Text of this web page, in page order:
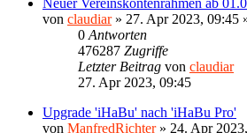
von claudiar» 27. Apr 2023, 09:45
0 Antworten
476287 Zugriffe
Letzter Beitrag von claudiar
27. Apr 2023, 09:45
Upgrade 'iHaBu' nach 'iHaBu Pro'
von ManfredRichter» 24. Apr